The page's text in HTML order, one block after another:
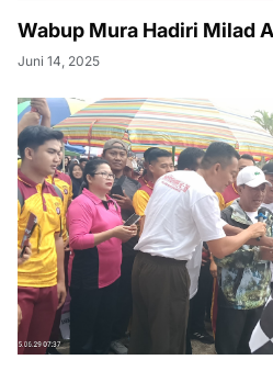
Wabup Mura Hadiri Milad
Juni 14, 2025